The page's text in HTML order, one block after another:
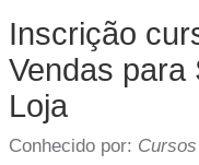
Inscrição
Vendas para
Loja
Conhecido por: